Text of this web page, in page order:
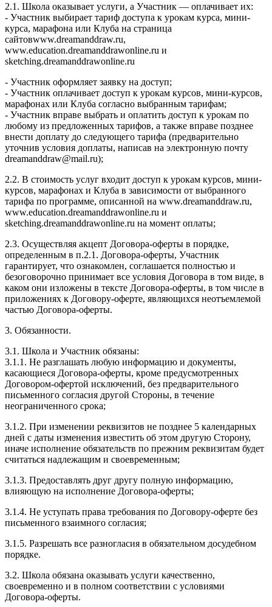
2.1. Школа оказывает услуги, а Участник — оплачивает их:
- Участник выбирает тариф доступа к урокам курса, мини-
курса, марафона или Клуба на страница
сайтовwww.dreamanddraw.ru,
www.education.dreamanddrawonline.ru и
sketching.dreamanddrawonline.ru
- Участник оформляет заявку на доступ;
- Участник оплачивает доступ к урокам курсов, мини-курсов,
марафонах или Клуба согласно выбранным тарифам;
- Участник вправе выбрать и оплатить доступ к урокам по
любому из предложенных тарифов, а также вправе позднее
внести доплату до следующего тарифа (предварительно
уточнив условия доплаты, написав на электронную почту
dreamanddraw@mail.ru);
2.2. В стоимость услуг входит доступ к урокам курсов, мини-
курсов, марафонах и Клуба в зависимости от выбранного
тарифа по программе, описанной на www.dreamanddraw.ru,
www.education.dreamanddrawonline.ru и
sketching.dreamanddrawonline.ru на момент оплаты;
2.3. Осуществляя акцепт Договора-оферты в порядке,
определенным в п.2.1. Договора-оферты, Участник
гарантирует, что ознакомлен, соглашается полностью и
безоговорочно принимает все условия Договора в том виде, в
каком они изложены в тексте Договора-оферты, в том числе в
приложениях к Договору-оферте, являющихся неотъемлемой
частью Договора-оферты.
3. Обязанности.
3.1. Школа и Участник обязаны:
3.1.1. Не разглашать любую информацию и документы,
касающиеся Договора-оферты, кроме предусмотренных
Договором-офертой исключений, без предварительного
письменного согласия другой Стороны, в течение
неограниченного срока;
3.1.2. При изменении реквизитов не позднее 5 календарных
дней с даты изменения известить об этом другую Сторону,
иначе исполнение обязательств по прежним реквизитам будет
считаться надлежащим и своевременным;
3.1.3. Предоставлять друг другу полную информацию,
влияющую на исполнение Договора-оферты;
3.1.4. Не уступать права требования по Договору-оферте без
письменного взаимного согласия;
3.1.5. Разрешать все разногласия в обязательном досудебном
порядке.
3.2. Школа обязана оказывать услуги качественно,
своевременно и в полном соответствии с условиями
Договора-оферты.